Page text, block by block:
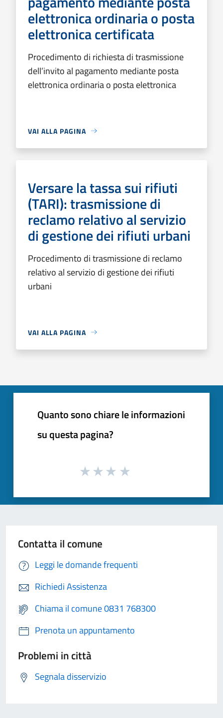
elettronica ordinaria o posta
elettronica certificata
Procedimento di richiesta di trasmissione
dell’invito al pagamento mediante posta
elettronica ordinaria o posta elettronica
VAI ALLA PAGINA
Versare la tassa sui rifiuti
(TARI): trasmissione di
reclamo relativo al servizio
di gestione dei rifiuti urbani
Procedimento di trasmissione di reclamo
relativo al servizio di gestione dei rifiuti
urbani
VAI ALLA PAGINA
Quanto sono chiare le informazioni
su questa pagina?
Contatta il comune
Leggi le domande frequenti
Richiedi Assistenza
Chiama il comune 0831 768300
Prenota un appuntamento
Problemi in città
Segnala disservizio